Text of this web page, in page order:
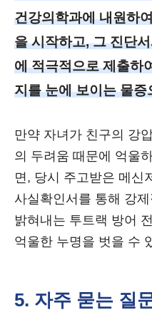
건강의학과에 내원하
을 시작하고, 그 진단
에 적극적으로 제출하
지를 눈에 보이는 물
만약 자녀가 친구의 강
의 두려움 때문에 억울
면, 당시 주고받은 메신
사실확인서를 통해 강
밝혀내는 투트랙 방어
억울한 누명을 벗을 수
5. 자주 묻는 질